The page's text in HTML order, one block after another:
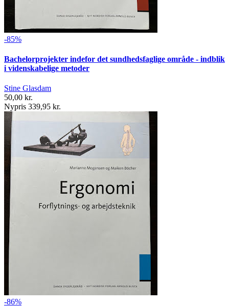
-85%
Bachelorprojekter indefor det sundhedsfaglige område - indblik
i videnskabelige metoder
Stine Glasdam
50,00 kr.
Nypris 339,95 kr.
-86%